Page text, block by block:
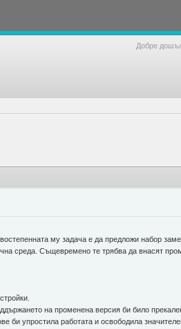
Добре
му задача е да предложи набор
среда. Същевремено те трябва да внасят
на променена версия би било
би упростила работата и освободила